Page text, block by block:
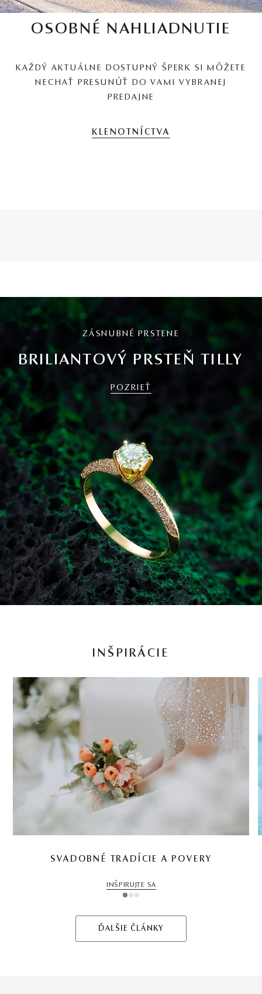
OSOBNÉ NAHLIADNUTIE
KAŽDÝ AKTUÁLNE DOSTUPNÝ ŠPERK SI MÔŽETE
NECHAŤ PRESUNÚŤ DO VAMI VYBRANEJ
PREDAJNE
KLENOTNÍCTVA
ZÁSNUBNÉ PRSTENE
BRILIANTOVÝ PRSTEŇ TILLY
POZRIEŤ
INŠPIRÁCIE
SVADOBNÉ TRADÍCIE A POVERY
INŠPIRUJTE SA
1 2 3
ĎALŠIE ČLÁNKY